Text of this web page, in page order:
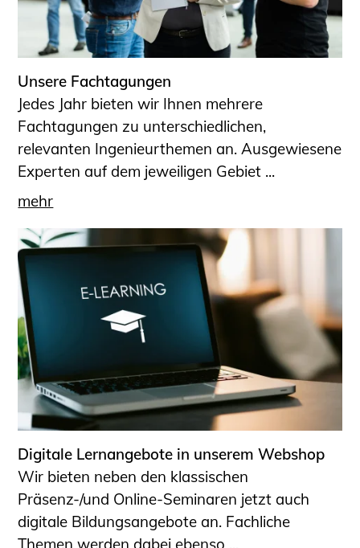
Unsere Fachtagungen
Jedes Jahr bieten wir Ihnen mehrere
Fachtagungen zu unterschiedlichen,
relevanten Ingenieurthemen an. Ausgewiesene
Experten auf dem jeweiligen Gebiet ...
mehr
Digitale Lernangebote in unserem Webshop
Wir bieten neben den klassischen
Präsenz-/und Online-Seminaren jetzt auch
digitale Bildungsangebote an. Fachliche
Themen werden dabei ebenso ...